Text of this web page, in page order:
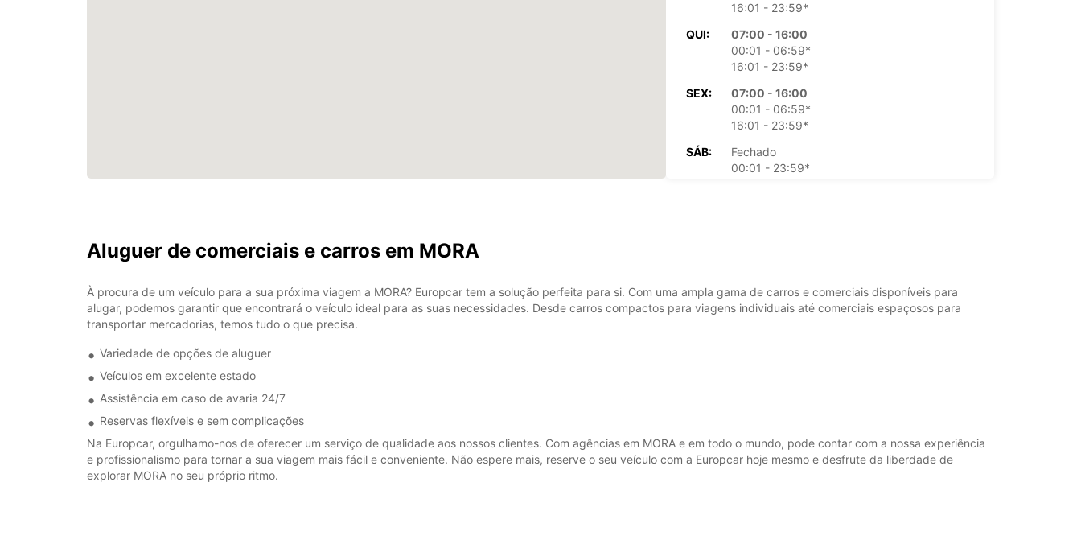
16:01 - 23:59*
QUI:
07:00 - 16:00
00:01 - 06:59*
16:01 - 23:59*
SEX:
07:00 - 16:00
00:01 - 06:59*
16:01 - 23:59*
SÁB:
Fechado
00:01 - 23:59*
+46 (250) 39790
Aluguer de comerciais e carros em MORA
À procura de um veículo para a sua próxima viagem a MORA? Europcar tem a solução perfeita para si. Com uma ampla gama de carros e comerciais disponíveis para
alugar, podemos garantir que encontrará o veículo ideal para as suas necessidades. Desde carros compactos para viagens individuais até comerciais espaçosos para
transportar mercadorias, temos tudo o que precisa.
Variedade de opções de aluguer
Veículos em excelente estado
Assistência em caso de avaria 24/7
Reservas flexíveis e sem complicações
Na Europcar, orgulhamo-nos de oferecer um serviço de qualidade aos nossos clientes. Com agências em MORA e em todo o mundo, pode contar com a nossa experiência
e profissionalismo para tornar a sua viagem mais fácil e conveniente. Não espere mais, reserve o seu veículo com a Europcar hoje mesmo e desfrute da liberdade de
explorar MORA no seu próprio ritmo.